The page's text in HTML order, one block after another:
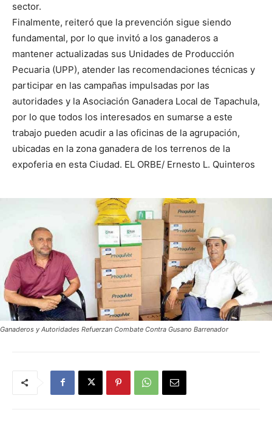
sector.
Finalmente, reiteró que la prevención sigue siendo
fundamental, por lo que invitó a los ganaderos a
mantener actualizadas sus Unidades de Producción
Pecuaria (UPP), atender las recomendaciones técnicas y
participar en las campañas impulsadas por las
autoridades y la Asociación Ganadera Local de Tapachula,
por lo que todos los interesados en sumarse a este
trabajo pueden acudir a las oficinas de la agrupación,
ubicadas en la zona ganadera de los terrenos de la
expoferia en esta Ciudad. EL ORBE/ Ernesto L. Quinteros
Ganaderos y Autoridades Refuerzan Combate Contra Gusano Barrenador